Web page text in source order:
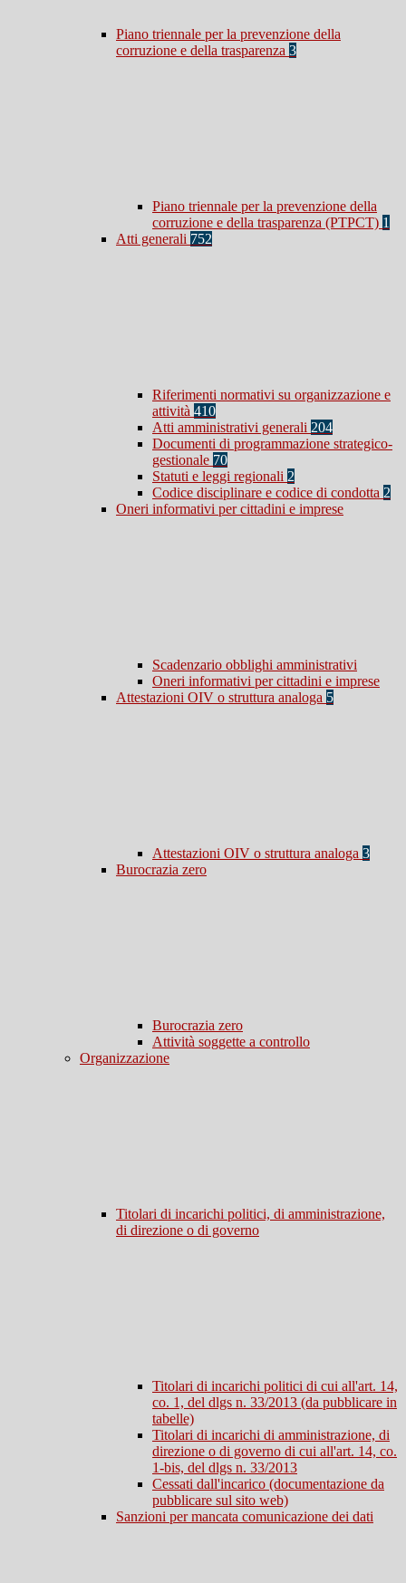
Piano triennale per la prevenzione della
corruzione e della trasparenza 3
Piano triennale per la prevenzione della
corruzione e della trasparenza (PTPCT) 1
Atti generali 752
Riferimenti normativi su organizzazione e
attività 410
Atti amministrativi generali 204
Documenti di programmazione strategico-
gestionale 70
Statuti e leggi regionali 2
Codice disciplinare e codice di condotta 2
Oneri informativi per cittadini e imprese
Scadenzario obblighi amministrativi
Oneri informativi per cittadini e imprese
Attestazioni OIV o struttura analoga 5
Attestazioni OIV o struttura analoga 3
Burocrazia zero
Burocrazia zero
Attività soggette a controllo
Organizzazione
Titolari di incarichi politici, di amministrazione,
di direzione o di governo
Titolari di incarichi politici di cui all'art. 14,
co. 1, del dlgs n. 33/2013 (da pubblicare in
tabelle)
Titolari di incarichi di amministrazione, di
direzione o di governo di cui all'art. 14, co.
1-bis, del dlgs n. 33/2013
Cessati dall'incarico (documentazione da
pubblicare sul sito web)
Sanzioni per mancata comunicazione dei dati